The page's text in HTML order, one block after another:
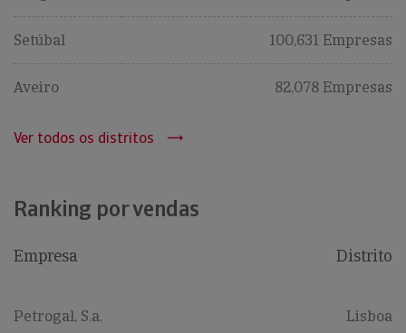
Setúbal 100,631 Empresas
Aveiro 82,078 Empresas
Ver todos os distritos
Ranking por vendas
Empresa Distrito
Petrogal, S.a. Lisboa